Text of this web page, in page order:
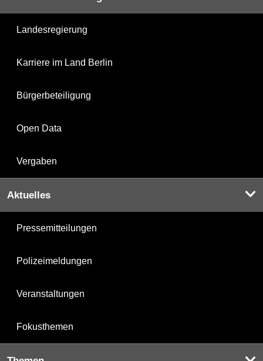
Landesregierung
Karriere im Land Berlin
Bürgerbeteiligung
Open Data
Vergaben
Aktuelles
Pressemitteilungen
Polizeimeldungen
Veranstaltungen
Fokusthemen